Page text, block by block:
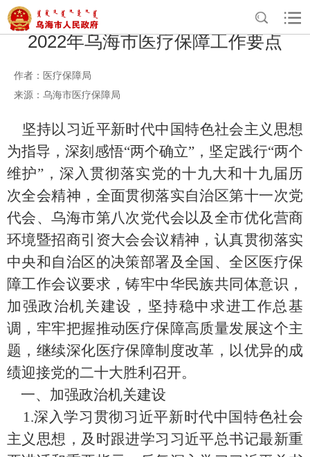
2022年乌海市医疗保障工作要点
作者：医疗保障局
来源：乌海市医疗保障局
坚持以习近平新时代中国特色社会主义思想
为指导，深刻感悟“两个确立”，坚定践行“两个
维护”，深入贯彻落实党的十九大和十九届历
次全会精神，全面贯彻落实自治区第十一次党
代会、乌海市第八次党代会以及全市优化营商
环境暨招商引资大会会议精神， 认真贯彻落实
中央和自治区的决策部署及全国、全区医疗保
障工作会议要求，铸牢中华民族共同体意识，
加强政治机关建设，坚持稳中求进工作总基
调，牢牢把握推动医疗保障高质量发展这个主
题，继续深化医疗保障制度改革，以优异的成
绩迎接党的二十大胜利召开。
一、加强政治机关建设
1.深入学习贯彻习近平新时代中国特色社会
主义思想，及时跟进学习习近平总书记最新重